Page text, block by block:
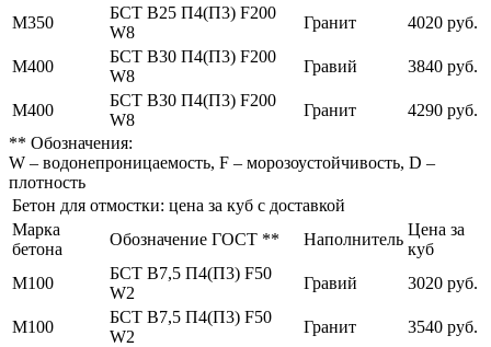
М350
БСТ В25 П4(П3) F200
W8
Гранит 4020 руб.
М400
БСТ В30 П4(П3) F200
W8
Гравий 3840 руб.
М400
БСТ В30 П4(П3) F200
W8
Гранит
4290 руб.
** Обозначения:
W – водонепроницаемость, F – морозоустойчивость, D –
плотность
Бетон для отмостки: цена за куб с доставкой
Марка
бетона
Обозначение ГОСТ ** Наполнитель
Цена за
куб
М100
БСТ В7,5 П4(П3) F50
W2
Гравий 3020 руб.
М100
БСТ В7,5 П4(П3) F50
W2
Гранит 3540 руб.